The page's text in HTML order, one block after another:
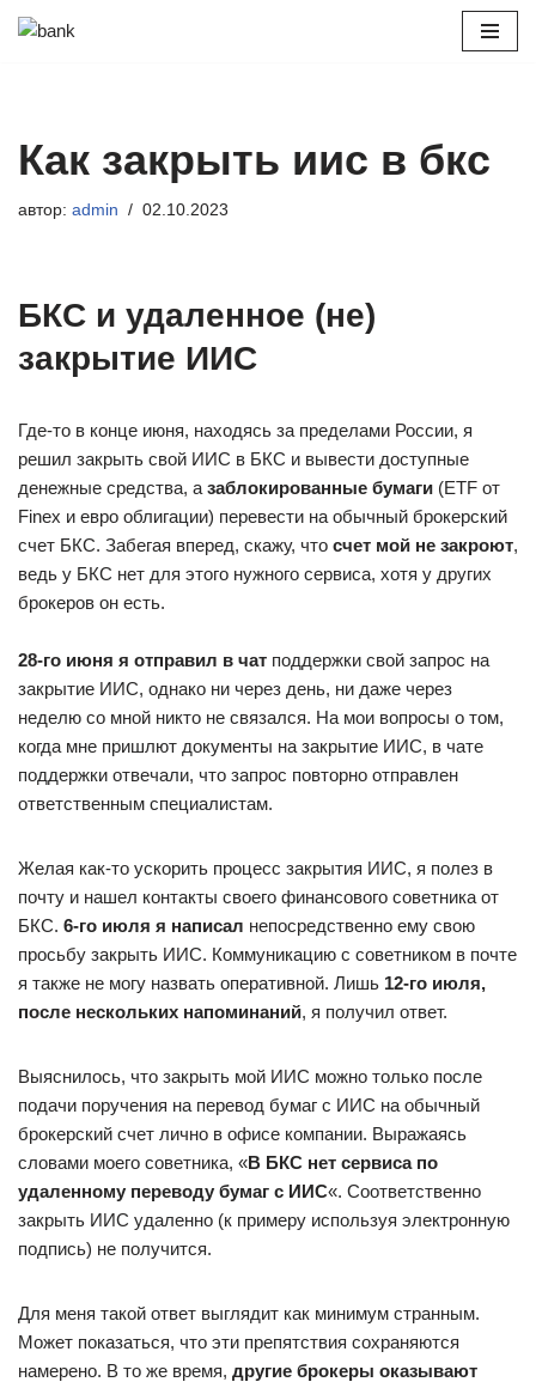
Как закрыть иис в бкс
автор: admin 02.10.2023
БКС и удаленное (не)
закрытие ИИС
Где-то в конце июня, находясь за пределами России, я
решил закрыть свой ИИС в БКС и вывести доступные
денежные средства, а заблокированные бумаги (ETF от
Finex и евро облигации) перевести на обычный брокерский
счет БКС. Забегая вперед, скажу, что счет мой не закроют,
ведь у БКС нет для этого нужного сервиса, хотя у других
брокеров он есть.
28-го июня я отправил в чат поддержки свой запрос на
закрытие ИИС, однако ни через день, ни даже через
неделю со мной никто не связался. На мои вопросы о том,
когда мне пришлют документы на закрытие ИИС, в чате
поддержки отвечали, что запрос повторно отправлен
ответственным специалистам.
Желая как-то ускорить процесс закрытия ИИС, я полез в
почту и нашел контакты своего финансового советника от
БКС. 6-го июля я написал непосредственно ему свою
просьбу закрыть ИИС. Коммуникацию с советником в почте
я также не могу назвать оперативной. Лишь 12-го июля,
после нескольких напоминаний, я получил ответ.
Выяснилось, что закрыть мой ИИС можно только после
подачи поручения на перевод бумаг с ИИС на обычный
брокерский счет лично в офисе компании. Выражаясь
словами моего советника, «В БКС нет сервиса по
удаленному переводу бумаг с ИИС«. Соответственно
закрыть ИИС удаленно (к примеру используя электронную
подпись) не получится.
Для меня такой ответ выглядит как минимум странным.
Может показаться, что эти препятствия сохраняются
намерено. В то же время, другие брокеры оказывают